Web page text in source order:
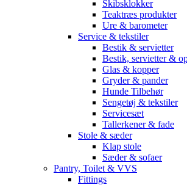
Skibsklokker
Teaktræs produkter
Ure & barometer
Service & tekstiler
Bestik & servietter
Bestik, servietter &
Glas & kopper
Gryder & pander
Hunde Tilbehør
Sengetøj & tekstiler
Servicesæt
Tallerkener & fade
Stole & sæder
Klap stole
Sæder & sofaer
Pantry, Toilet & VVS
Fittings